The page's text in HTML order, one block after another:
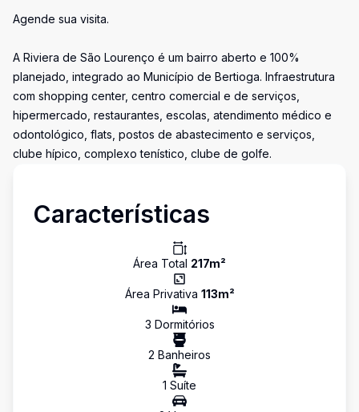
Agende sua visita.
A Riviera de São Lourenço é um bairro aberto e 100%
planejado, integrado ao Município de Bertioga. Infraestrutura
com shopping center, centro comercial e de serviços,
hipermercado, restaurantes, escolas, atendimento médico e
odontológico, flats, postos de abastecimento e serviços,
clube hípico, complexo tenístico, clube de golfe.
Características
Área Total 217m²
Área Privativa 113m²
3 Dormitórios
2 Banheiros
1 Suíte